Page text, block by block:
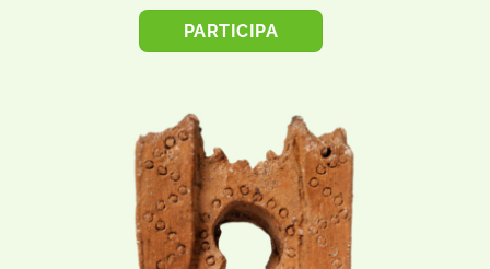
PARTICIPA